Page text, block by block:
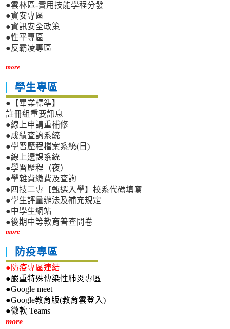
●雲林區-實用技能學程分發
●資安專區
●資訊安全政策
●性平專區
●反霸凌專區
more
學生專區
●【畢業標準】
註冊組重要訊息
●線上申請重補修
●成績查詢系統
●學習歷程檔案系統(日)
●線上選課系統
●學習歷程（夜）
●學雜費繳費及查詢
●四技二專【甄選入學】校系代碼填寫
●學生評量辦法及補充規定
●中學生網站
●後期中等教育普查問卷
more
防疫專區
●防疫專區連結
●嚴重特殊傳染性肺炎專區
●Google meet
●Google教育版(教育雲登入)
●微軟 Teams
more新生專區